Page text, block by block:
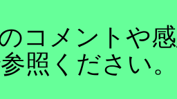
コメントや
照ください。